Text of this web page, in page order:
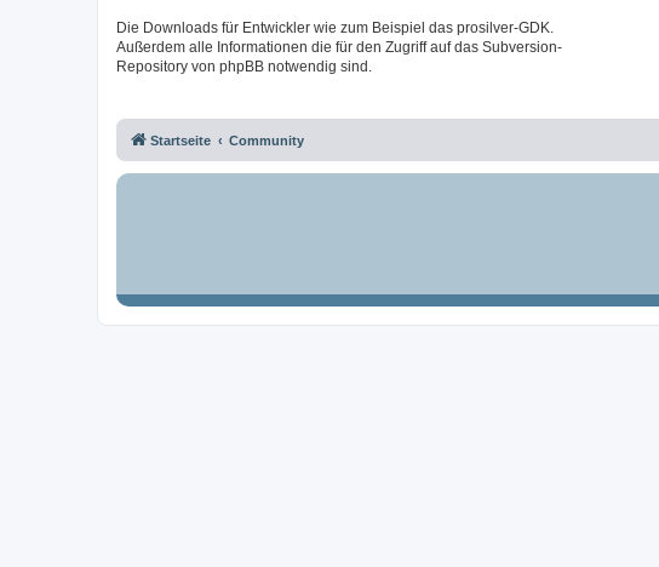
Die Downloads für Entwickler wie zum Beispiel das prosilver-GDK.
Außerdem alle Informationen die für den Zugriff auf das Subversion-
Repository von phpBB notwendig sind.
Startseite Community